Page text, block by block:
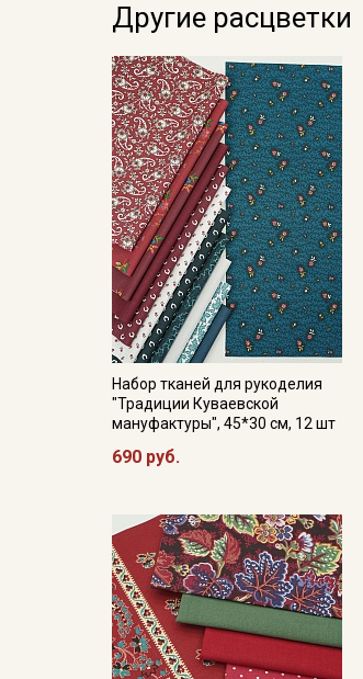
Другие расцветки
Набор тканей для рукоделия
"Традиции Куваевской
мануфактуры", 45*30 см, 12 шт
690 руб.